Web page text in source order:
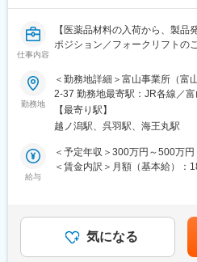
を忘れることなく、誠実に、
を続けていく中で育まれてきま
り、社員・顧客・取引先全て
日々の活動を営んでいます。
変更の範囲：会社の定める業務
※所定労働時間7時間45分、休
となりますので、ワークライフ
【富山工場について】
処方成型（処方の最適化）・ス
討～商用生産・試作～治験薬製
ています。
チューブライン（5,500万本）
／ジャー容器ライン（300トン
技術力・最新の設備を導入して
危険物対応・危険物製造所とし
仕事内容
【医薬品材料の入荷から、製
ポジション／フォークリフトの
【業務内容】
医薬品製造工場における生産管
以下のような倉庫業務を中心に
■クライアントへの支給原材料
■倉庫での原料・資材等の荷受
フト使用）
勤務地
＜勤務地詳細＞富山事業所（富
2-37 勤務地最寄駅：JR各線／
場所あり変更の範囲：会社の定
【最寄り駅】
越ノ潟駅、呉羽駅、海王丸駅
給与
＜予定年収＞300万円～500万
＜賃金内訳＞月額（基本給）：
であり、選考を通じて上下す
定手当を含めた表記です。
気になる